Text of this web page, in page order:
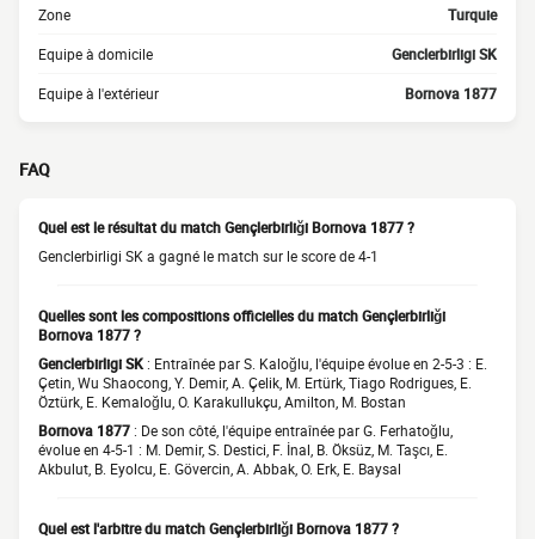
Zone Turquie
Equipe à domicile Genclerbirligi SK
Equipe à l'extérieur Bornova 1877
FAQ
Quel est le résultat du match Gençlerbirliği Bornova 1877 ?
Genclerbirligi SK a gagné le match sur le score de 4-1
Quelles sont les compositions officielles du match Gençlerbirliği
Bornova 1877 ?
Genclerbirligi SK : Entraînée par S. Kaloğlu, l'équipe évolue en 2-5-3 : E.
Çetin, Wu Shaocong, Y. Demir, A. Çelik, M. Ertürk, Tiago Rodrigues, E.
Öztürk, E. Kemaloğlu, O. Karakullukçu, Amilton, M. Bostan
Bornova 1877 : De son côté, l'équipe entraînée par G. Ferhatoğlu,
évolue en 4-5-1 : M. Demir, S. Destici, F. İnal, B. Öksüz, M. Taşcı, E.
Akbulut, B. Eyolcu, E. Gövercin, A. Abbak, O. Erk, E. Baysal
Quel est l'arbitre du match Gençlerbirliği Bornova 1877 ?